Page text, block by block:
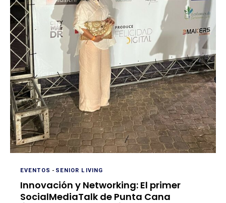
EVENTOS - SENIOR LIVING
Innovación y Networking: El primer
SocialMediaTalk de Punta Cana